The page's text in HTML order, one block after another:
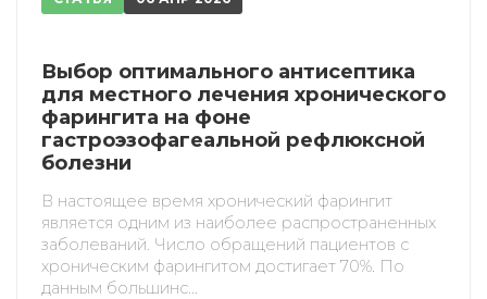
Выбор оптимального антисептика
для местного лечения хронического
фaрингитa нa фоне
гaстроэзофaгеaльной рефлюксной
болезни
В настоящее время хронический фарингит
является одним из наиболее распространенных
заболеваний. Число обращений пациентов с
хроническим фарингитом достигает 70%. По
данным большинс...